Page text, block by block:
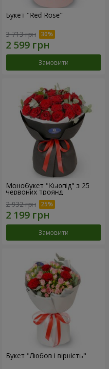
Букет "Red Rose"
3 713 грн
Замовити
Монобукет "Кьюпід" з 25
червоних троянд
2 932 грн
Замовити
Букет "Любов і вірність"